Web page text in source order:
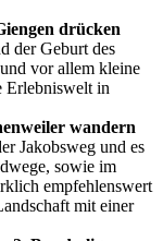
drücken
der Geburt des
vor allem kleine
Erlebniswelt in
wandern
Jakobsweg und es
sowie im
empfehlenswert
mit einer